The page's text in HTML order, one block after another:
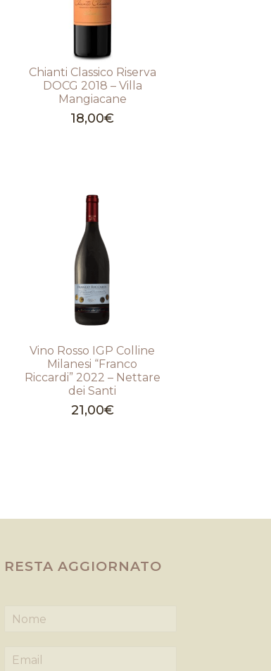
Chianti Classico Riserva
DOCG 2018 – Villa
Mangiacane
18,00€
Vino Rosso IGP Colline
Milanesi “Franco
Riccardi” 2022 – Nettare
dei Santi
21,00€
RESTA AGGIORNATO
m